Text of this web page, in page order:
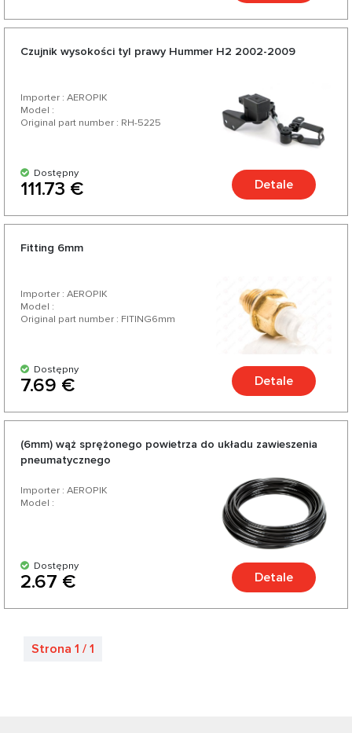
Czujnik wysokości tyl prawy Hummer H2 2002-2009
Importer : AEROPIK
Model :
Original part number : RH-5225
Dostępny
111.73 € Detale
Fitting 6mm
Importer : AEROPIK
Model :
Original part number : FITING6mm
Dostępny
7.69 € Detale
(6mm) wąż sprężonego powietrza do układu zawieszenia
pneumatycznego
Importer : AEROPIK
Model :
Dostępny
2.67 € Detale
Strona 1 / 1